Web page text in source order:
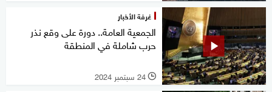
غرفة الأخبار
الجمعية العامة.. دورة على وقع نذر
حرب شاملة في المنطقة
l 24 سبتمبر 2024